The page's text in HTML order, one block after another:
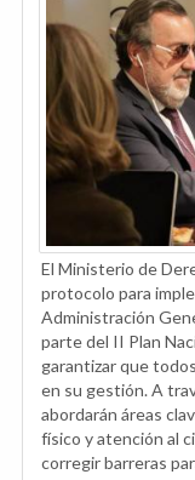
El Ministerio de
protocolo para
Administración
parte del II Plan
garantizar que
en su gestión. A
abordarán áreas
físico y atención al
corregir barreras